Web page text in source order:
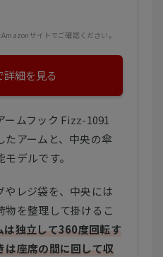
サイトでご確認ください。
細を見る
ームフック Fizz-1091
たアームと、中央の傘
デルです。
やレジ袋を、中央には
物を整理して掛けるこ
は独立して360度回転す
は座席の間に回して収